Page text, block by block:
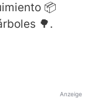
📦
🌳.
Anzeige